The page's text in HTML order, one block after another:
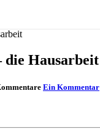
die Hausarbeit
Ein Kommentar